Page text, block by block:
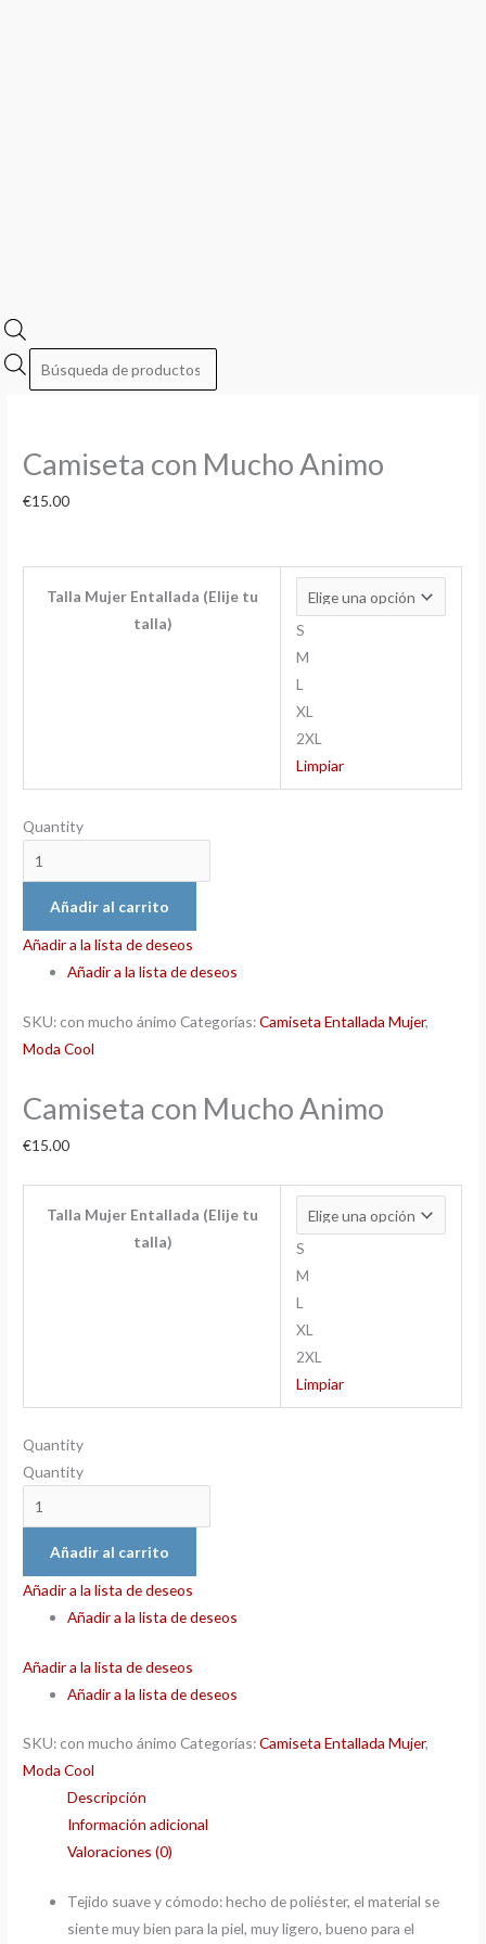
Camiseta con Mucho Animo
€15.00
Talla Mujer Entallada (Elije tu
talla)
S
M
L
XL
2XL
Limpiar
Quantity
Añadir al carrito
Añadir a la lista de deseos
Añadir a la lista de deseos
SKU: con mucho ánimo Categorías:Camiseta Entallada Mujer,
Moda Cool
Camiseta con Mucho Animo
€15.00
Talla Mujer Entallada (Elije tu
talla)
S
M
L
XL
2XL
Limpiar
Quantity
Quantity
Añadir al carrito
Añadir a la lista de deseos
Añadir a la lista de deseos
Añadir a la lista de deseos
Añadir a la lista de deseos
SKU: con mucho ánimo Categorías:Camiseta Entallada Mujer,
Moda Cool
Descripción
Información adicional
Valoraciones (0)
Tejido suave y cómodo: hecho de poliéster, el material se
siente muy bien para la piel, muy ligero, bueno para el